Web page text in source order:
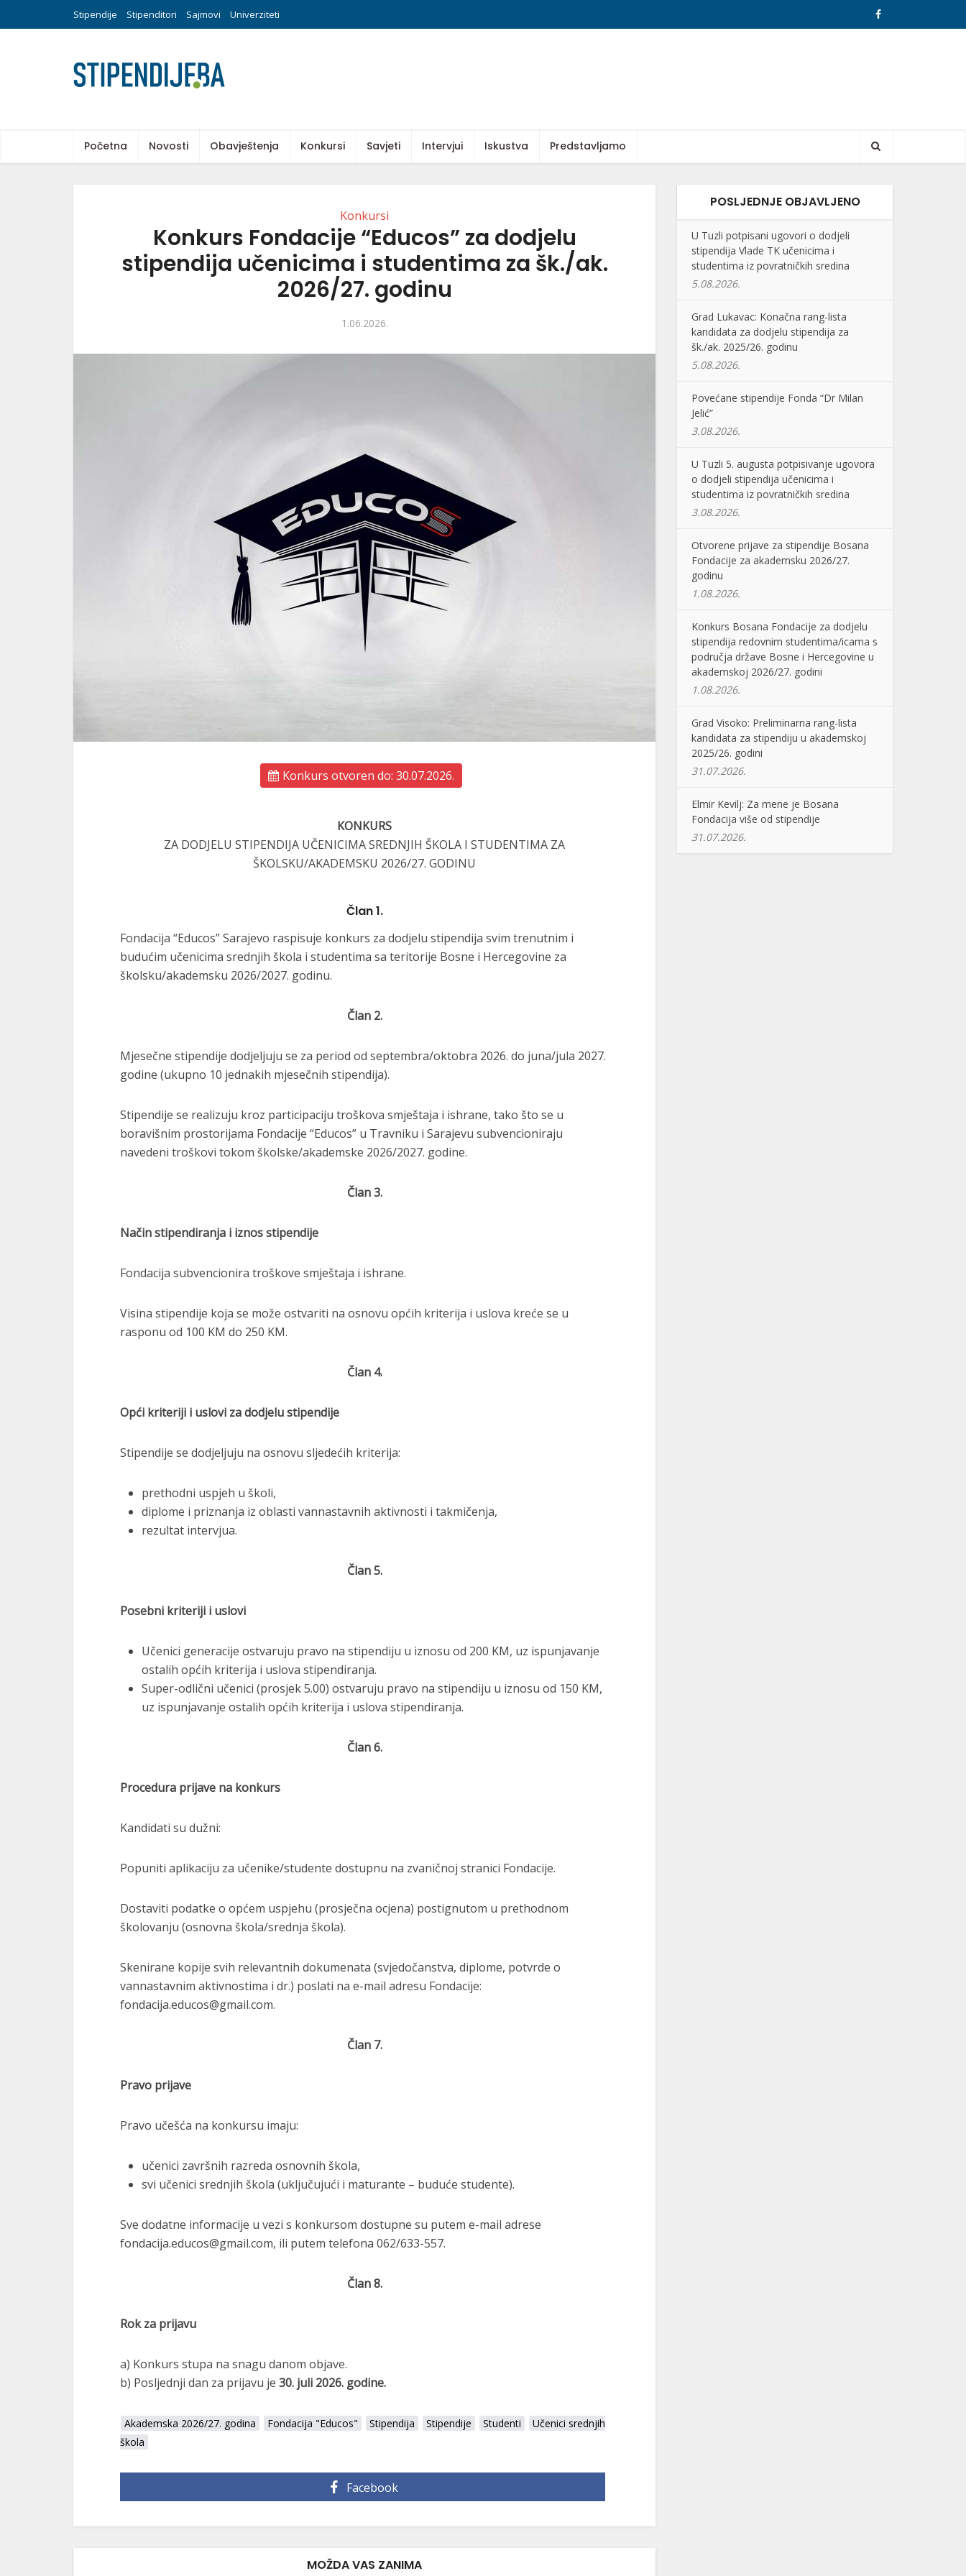
Stipendije Stipenditori Sajmovi Univerziteti
Početna Novosti Obavještenja Konkursi Savjeti Intervjui Iskustva Predstavljamo
Konkursi
Konkurs Fondacije “Educos” za dodjelu
stipendija učenicima i studentima za šk./ak.
2026/27. godinu
1.06.2026.
Konkurs otvoren do: 30.07.2026.
KONKURS
ZA DODJELU STIPENDIJA UČENICIMA SREDNJIH ŠKOLA I STUDENTIMA ZA
ŠKOLSKU/AKADEMSKU 2026/27. GODINU
Član 1.
Fondacija “Educos” Sarajevo raspisuje konkurs za dodjelu stipendija svim trenutnim i
budućim učenicima srednjih škola i studentima sa teritorije Bosne i Hercegovine za
školsku/akademsku 2026/2027. godinu.
Član 2.
Mjesečne stipendije dodjeljuju se za period od septembra/oktobra 2026. do juna/jula 2027.
godine (ukupno 10 jednakih mjesečnih stipendija).
Stipendije se realizuju kroz participaciju troškova smještaja i ishrane, tako što se u
boravišnim prostorijama Fondacije “Educos” u Travniku i Sarajevu subvencioniraju
navedeni troškovi tokom školske/akademske 2026/2027. godine.
Član 3.
Način stipendiranja i iznos stipendije
Fondacija subvencionira troškove smještaja i ishrane.
Visina stipendije koja se može ostvariti na osnovu općih kriterija i uslova kreće se u
rasponu od 100 KM do 250 KM.
Član 4.
Opći kriteriji i uslovi za dodjelu stipendije
Stipendije se dodjeljuju na osnovu sljedećih kriterija:
prethodni uspjeh u školi,
diplome i priznanja iz oblasti vannastavnih aktivnosti i takmičenja,
rezultat intervjua.
Član 5.
Posebni kriteriji i uslovi
Učenici generacije ostvaruju pravo na stipendiju u iznosu od 200 KM, uz ispunjavanje
ostalih općih kriterija i uslova stipendiranja.
Super-odlični učenici (prosjek 5.00) ostvaruju pravo na stipendiju u iznosu od 150 KM,
uz ispunjavanje ostalih općih kriterija i uslova stipendiranja.
Član 6.
Procedura prijave na konkurs
Kandidati su dužni:
Popuniti aplikaciju za učenike/studente dostupnu na zvaničnoj stranici Fondacije.
Dostaviti podatke o općem uspjehu (prosječna ocjena) postignutom u prethodnom
školovanju (osnovna škola/srednja škola).
Skenirane kopije svih relevantnih dokumenata (svjedočanstva, diplome, potvrde o
vannastavnim aktivnostima i dr.) poslati na e-mail adresu Fondacije:
fondacija.educos@gmail.com.
Član 7.
Pravo prijave
Pravo učešća na konkursu imaju:
učenici završnih razreda osnovnih škola,
svi učenici srednjih škola (uključujući i maturante – buduće studente).
Sve dodatne informacije u vezi s konkursom dostupne su putem e-mail adrese
fondacija.educos@gmail.com, ili putem telefona 062/633-557.
Član 8.
Rok za prijavu
a) Konkurs stupa na snagu danom objave.
b) Posljednji dan za prijavu je 30. juli 2026. godine.
Akademska 2026/27. godina Fondacija "Educos" Stipendija Stipendije Studenti
Učenici srednjih
škola
Facebook
MOŽDA VAS ZANIMA
POSLJEDNJE OBJAVLJENO
U Tuzli potpisani ugovori o dodjeli
stipendija Vlade TK učenicima i
studentima iz povratničkih sredina
5.08.2026.
Grad Lukavac: Konačna rang-lista
kandidata za dodjelu stipendija za
šk./ak. 2025/26. godinu
5.08.2026.
Povećane stipendije Fonda “Dr Milan
Jelić”
3.08.2026.
U Tuzli 5. augusta potpisivanje ugovora
o dodjeli stipendija učenicima i
studentima iz povratničkih sredina
3.08.2026.
Otvorene prijave za stipendije Bosana
Fondacije za akademsku 2026/27.
godinu
1.08.2026.
Konkurs Bosana Fondacije za dodjelu
stipendija redovnim studentima/icama s
područja države Bosne i Hercegovine u
akademskoj 2026/27. godini
1.08.2026.
Grad Visoko: Preliminarna rang-lista
kandidata za stipendiju u akademskoj
2025/26. godini
31.07.2026.
Elmir Kevilj: Za mene je Bosana
Fondacija više od stipendije
31.07.2026.